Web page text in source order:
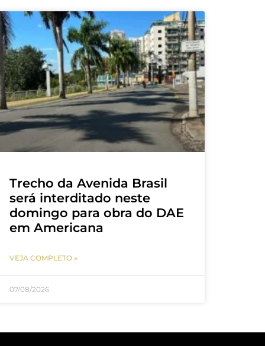
Trecho da Avenida Brasil
será interditado neste
domingo para obra do DAE
em Americana
VEJA COMPLETO »
07/08/2026